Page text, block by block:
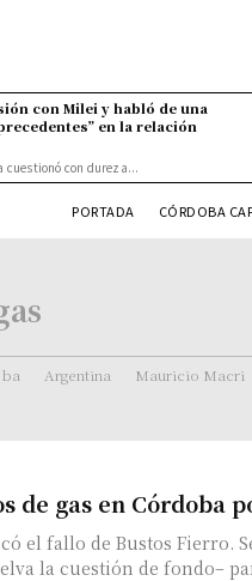
con Milei y habló de una
en la relación
cuestionó con dureza...
PORTADA CÓRDOBA
Argentina Mauricio Macri
de gas en Córdoba
el fallo de Bustos Fierro.
la cuestión de fondo–